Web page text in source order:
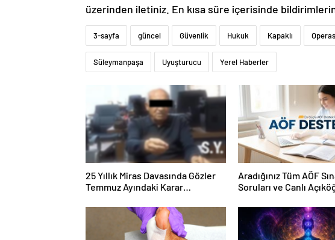
üzerinden iletiniz. En kısa süre içerisinde
3-sayfa güncel Güvenlik Hukuk Kapaklı
Süleymanpaşa Uyuşturucu Yerel Haberler
25 Yıllık Miras Davasında Gözler
Temmuz Ayındaki Karar
Aradığınız Tüm AÖF
Soruları ve Canlı